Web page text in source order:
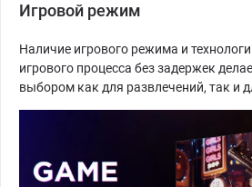
Игровой режим
Наличие игрового режима и
игрового процесса без задержек
выбором как для развлечений, так и